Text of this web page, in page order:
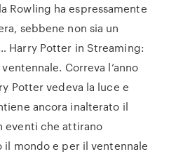
Rowling ha espressamente
sebbene non sia un
Harry Potter in Streaming:
Correva l’anno
Potter vedeva la luce e
ancora inalterato il
eventi che attirano
mondo e per il ventennale